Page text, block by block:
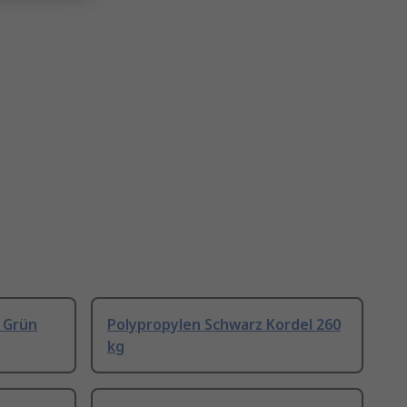
Polypropylen Schwarz Kordel 260
kg